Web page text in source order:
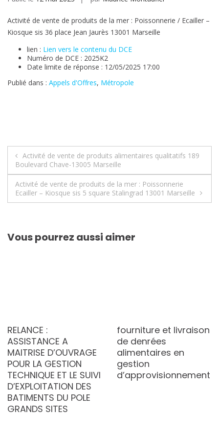
Activité de vente de produits de la mer : Poissonnerie / Ecailler –
Kiosque sis 36 place Jean Jaurès 13001 Marseille
lien : Lien vers le contenu du DCE
Numéro de DCE : 2025K2
Date limite de réponse : 12/05/2025 17:00
Publié dans : Appels d'Offres, Métropole
Navigation
de
l’article
Activité de vente de produits alimentaires qualitatifs 189
Boulevard Chave-13005 Marseille
Activité de vente de produits de la mer : Poissonnerie
Ecailler – Kiosque sis 5 square Stalingrad 13001 Marseille
Vous pourrez aussi aimer
RELANCE :
ASSISTANCE A
MAITRISE D’OUVRAGE
POUR LA GESTION
TECHNIQUE ET LE SUIVI
D’EXPLOITATION DES
BATIMENTS DU POLE
GRANDS SITES
fourniture et livraison
de denrées
alimentaires en
gestion
d’approvisionnement